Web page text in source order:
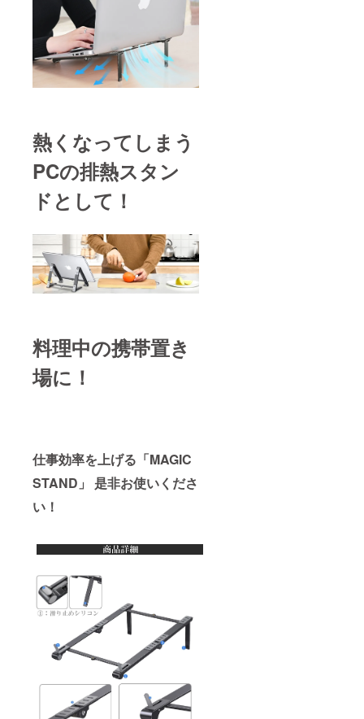
熱くなってしまう
PCの排熱スタン
ドとして！
料理中の携帯置き
場に！
仕事効率を上げる「MAGIC
STAND」 是非お使いくださ
い！